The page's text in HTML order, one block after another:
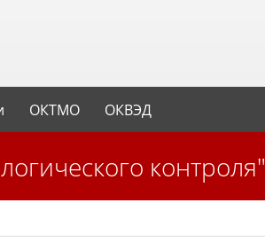
ОКТМО ОКВЭД
контроля"